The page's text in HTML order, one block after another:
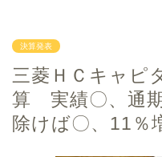
決算発表
三菱ＨＣキャピ
算 実績〇、通
除けば〇、11％